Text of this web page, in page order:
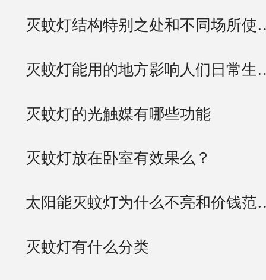
灭蚊灯结构特别之处和不同场所
灭蚊灯能用的地方影响人们日常
灭蚊灯的光触媒有哪些功能
灭蚊灯放在卧室有效果么？
太阳能灭蚊灯为什么不亮和价钱
灭蚊灯有什么分类